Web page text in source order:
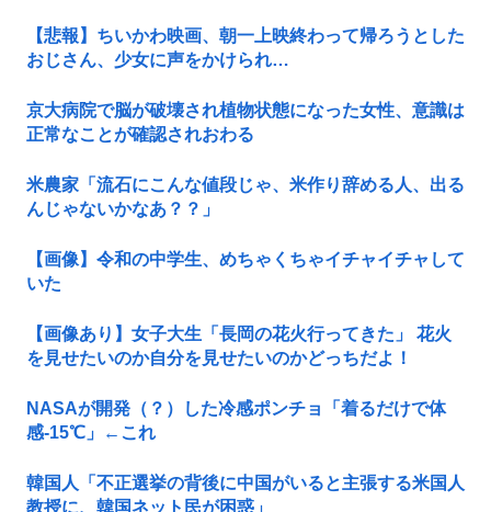
【悲報】ちいかわ映画、朝一上映終わって帰ろうとした
おじさん、少女に声をかけられ…
京大病院で脳が破壊され植物状態になった女性、意識は
正常なことが確認されおわる
米農家「流石にこんな値段じゃ、米作り辞める人、出る
んじゃないかなあ？？」
【画像】令和の中学生、めちゃくちゃイチャイチャして
いた
【画像あり】女子大生「長岡の花火行ってきた」 花火
を見せたいのか自分を見せたいのかどっちだよ！
NASAが開発（？）した冷感ポンチョ「着るだけで体
感-15℃」←これ
韓国人「不正選挙の背後に中国がいると主張する米国人
教授に、韓国ネット民が困惑」